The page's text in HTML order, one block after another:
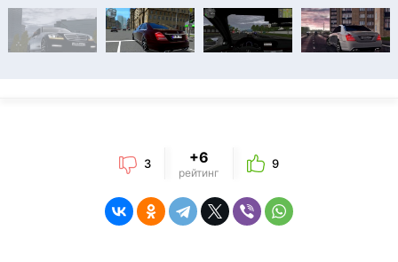
3 +6
рейтинг
9